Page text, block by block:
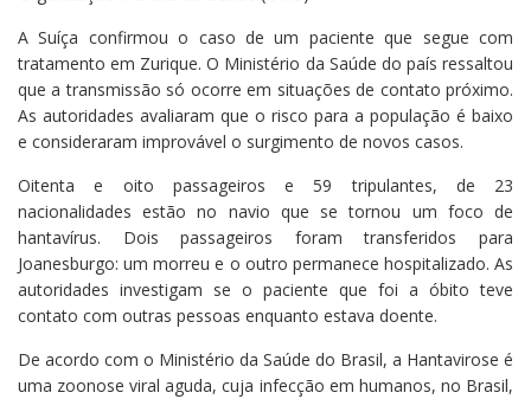
A Suíça confirmou o caso de um paciente que segue com
tratamento em Zurique. O Ministério da Saúde do país ressaltou
que a transmissão só ocorre em situações de contato próximo.
As autoridades avaliaram que o risco para a população é baixo
e consideraram improvável o surgimento de novos casos.
Oitenta e oito passageiros e 59 tripulantes, de 23
nacionalidades estão no navio que se tornou um foco de
hantavírus. Dois passageiros foram transferidos para
Joanesburgo: um morreu e o outro permanece hospitalizado. As
autoridades investigam se o paciente que foi a óbito teve
contato com outras pessoas enquanto estava doente.
De acordo com o Ministério da Saúde do Brasil, a Hantavirose é
uma zoonose viral aguda, cuja infecção em humanos, no Brasil,